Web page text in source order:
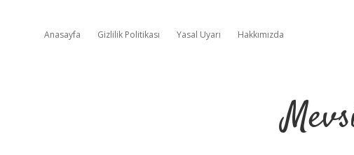
Anasayfa Gizlilik Politikası Yasal Uyarı Hakkımızda